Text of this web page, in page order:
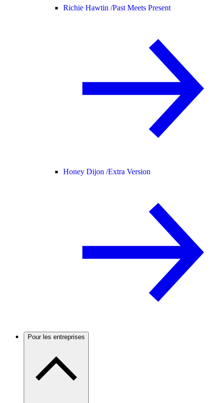
Richie Hawtin /Past Meets Present
Honey Dijon /Extra Version
Pour les entreprises